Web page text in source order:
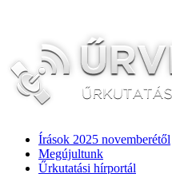
Írások 2025 novemberétől
Megújultunk
Űrkutatási hírportál